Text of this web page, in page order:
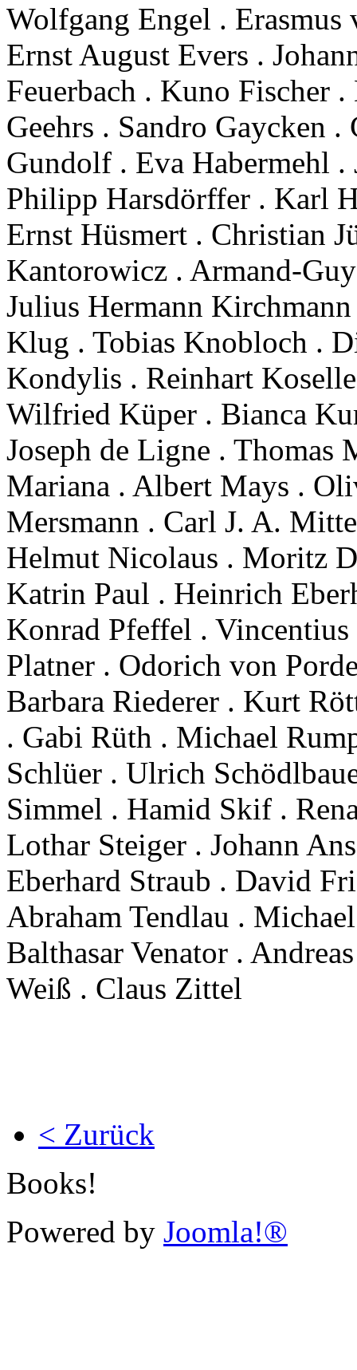
Wolfgang Engel .
Ernst August Evers .
Feuerbach . Kuno Fischer
Geehrs . Sandro Gaycken
Gundolf . Eva Habermehl
Philipp Harsdörffer . Karl
Ernst Hüsmert . Christian
Kantorowicz . Armand-
Julius Hermann
Klug . Tobias Knobloch .
Kondylis . Reinhart
Wilfried Küper . Bianca
Joseph de Ligne . Thomas
Mariana . Albert Mays .
Mersmann . Carl J. A.
Helmut Nicolaus . Moritz
Katrin Paul . Heinrich
Konrad Pfeffel . Vincentius
Platner . Odorich von
Barbara Riederer . Kurt
. Gabi Rüth . Michael
Schlüer . Ulrich
Simmel . Hamid Skif .
Lothar Steiger . Johann
Eberhard Straub . David
Abraham Tendlau .
Balthasar Venator .
Weiß . Claus Zittel
< Zurück
Books!
Powered by Joomla!®